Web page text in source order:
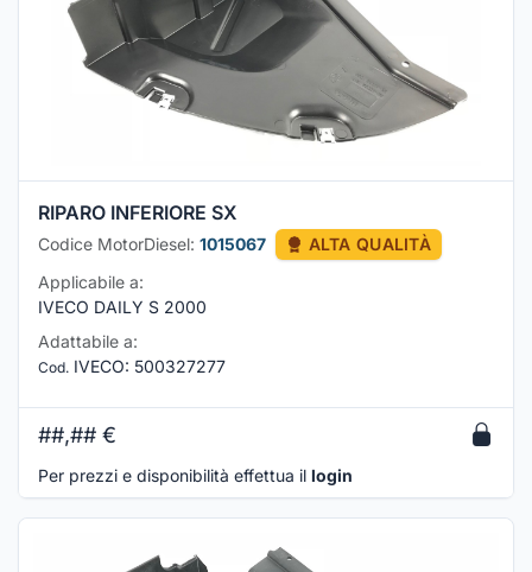
RIPARO INFERIORE SX
Codice MotorDiesel: 1015067
ALTA QUALITÀ
Applicabile a:
IVECO DAILY S 2000
Adattabile a:
Cod. IVECO: 500327277
##,## €
Per prezzi e disponibilità effettua il login